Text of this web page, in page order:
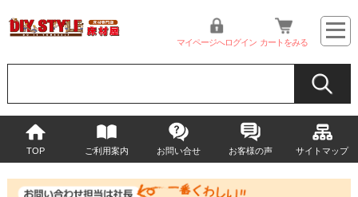
マイページへログイン カートをみる
TOP ご利用案内 お問い合せ お客様の声 サイトマップ